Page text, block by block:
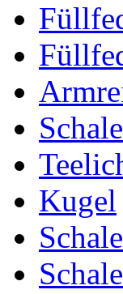
Kugel
Schale
Schale